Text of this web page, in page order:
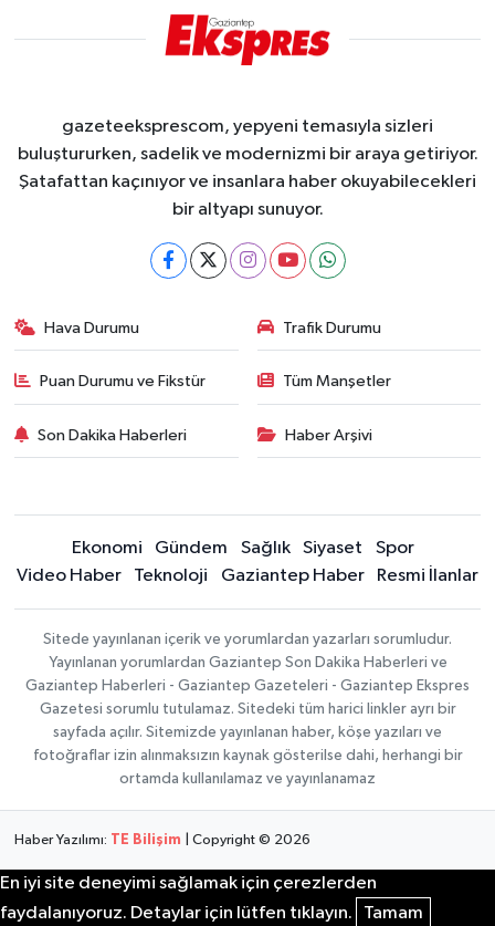
gazeteeksprescom, yepyeni temasıyla sizleri
buluştururken, sadelik ve modernizmi bir araya getiriyor.
Şatafattan kaçınıyor ve insanlara haber okuyabilecekleri
bir altyapı sunuyor.
Hava Durumu Trafik Durumu
Puan Durumu ve Fikstür Tüm Manşetler
Son Dakika Haberleri Haber Arşivi
Ekonomi Gündem Sağlık Siyaset
Spor
Video Haber
Teknoloji Gaziantep Haber Resmi İlanlar
Sitede yayınlanan içerik ve yorumlardan yazarları sorumludur.
Yayınlanan yorumlardan Gaziantep Son Dakika Haberleri ve
Gaziantep Haberleri - Gaziantep Gazeteleri - Gaziantep Ekspres
Gazetesi sorumlu tutulamaz. Sitedeki tüm harici linkler ayrı bir
sayfada açılır. Sitemizde yayınlanan haber, köşe yazıları ve
fotoğraflar izin alınmaksızın kaynak gösterilse dahi, herhangi bir
ortamda kullanılamaz ve yayınlanamaz
Haber Yazılımı: TE Bilişim | Copyright © 2026
En iyi site deneyimi sağlamak için çerezlerden
faydalanıyoruz. Detaylar için lütfen tıklayın.
Tamam